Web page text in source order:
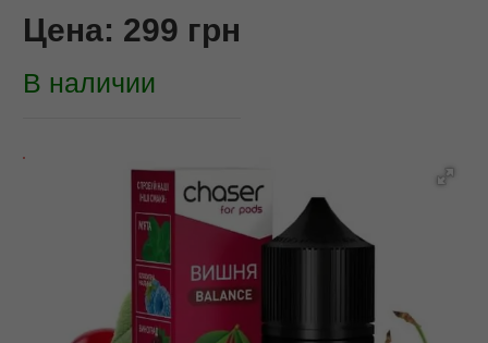
Цена: 299 грн
В наличии